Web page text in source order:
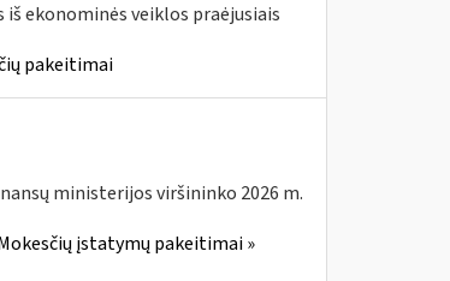
ekonominės veiklos praėjusiais
pakeitimai
ministerijos viršininko 2026 m.
įstatymų pakeitimai »